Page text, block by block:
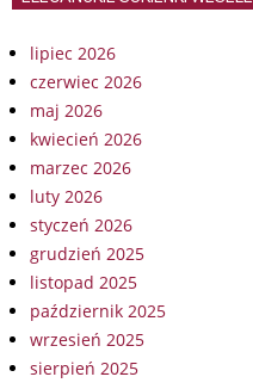
lipiec 2026
czerwiec 2026
maj 2026
kwiecień 2026
marzec 2026
luty 2026
styczeń 2026
grudzień 2025
listopad 2025
październik 2025
wrzesień 2025
sierpień 2025